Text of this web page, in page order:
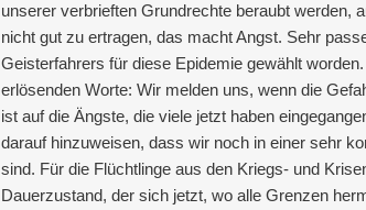
unserer verbrieften Grundrechte beraubt werden,
nicht gut zu ertragen, das macht Angst. Sehr
Geisterfahrers für diese Epidemie gewählt
erlösenden Worte: Wir melden uns, wenn die
ist auf die Ängste, die viele jetzt haben
darauf hinzuweisen, dass wir noch in einer sehr
sind. Für die Flüchtlinge aus den Kriegs- und
Dauerzustand, der sich jetzt, wo alle Grenzen